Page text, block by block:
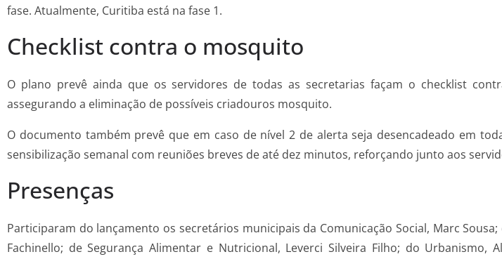
fase. Atualmente, Curitiba está na fase 1.
Checklist contra o mosquito
O plano prevê ainda que os servidores de todas as secretarias façam o checklist
assegurando a eliminação de possíveis criadouros mosquito.
O documento também prevê que em caso de nível 2 de alerta seja desencadeado em
sensibilização semanal com reuniões breves de até dez minutos, reforçando junto aos
Presenças
Participaram do lançamento os secretários municipais da Comunicação Social, Marc
Fachinello; de Segurança Alimentar e Nutricional, Leverci Silveira Filho; do Urbanismo,